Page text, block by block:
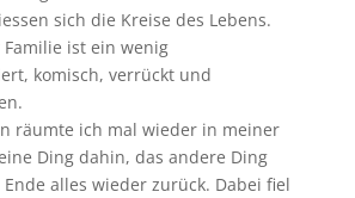
sich die Kreise des Lebens.
ist ein wenig
komisch, verrückt und
räumte ich mal wieder in meiner
Ding dahin, das andere Ding
alles wieder zurück. Dabei fiel